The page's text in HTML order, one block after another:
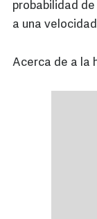
probabilidad
a una
Acerca de a la